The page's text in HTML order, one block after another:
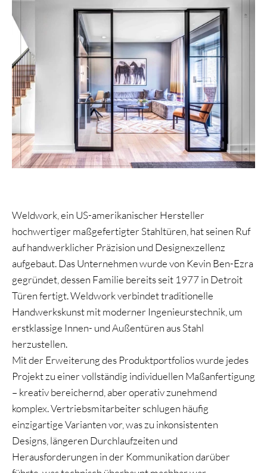
Weldwork, ein US-amerikanischer Hersteller
hochwertiger maßgefertigter Stahltüren, hat seinen Ruf
auf handwerklicher Präzision und Designexzellenz
aufgebaut. Das Unternehmen wurde von Kevin Ben-Ezra
gegründet, dessen Familie bereits seit 1977 in Detroit
Türen fertigt. Weldwork verbindet traditionelle
Handwerkskunst mit moderner Ingenieurstechnik, um
erstklassige Innen- und Außentüren aus Stahl
herzustellen.
Mit der Erweiterung des Produktportfolios wurde jedes
Projekt zu einer vollständig individuellen Maßanfertigung
– kreativ bereichernd, aber operativ zunehmend
komplex. Vertriebsmitarbeiter schlugen häufig
einzigartige Varianten vor, was zu inkonsistenten
Designs, längeren Durchlaufzeiten und
Herausforderungen in der Kommunikation darüber